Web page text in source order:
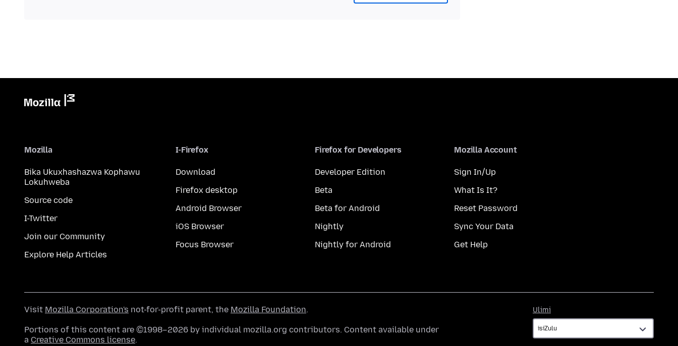
Mozilla
Bika Ukuxhashazwa Kophawu
Lokuhweba
Source code
I-Twitter
Join our Community
Explore Help Articles
I-Firefox
Download
Firefox desktop
Android Browser
iOS Browser
Focus Browser
Firefox for Developers
Developer Edition
Beta
Beta for Android
Nightly
Nightly for Android
Mozilla Account
Sign In/Up
What Is It?
Reset Password
Sync Your Data
Get Help
Ulimi
Visit Mozilla Corporation's not-for-profit parent, the Mozilla Foundation.
Portions of this content are ©1998–2026 by individual mozilla.org contributors. Content available under
a Creative Commons license.